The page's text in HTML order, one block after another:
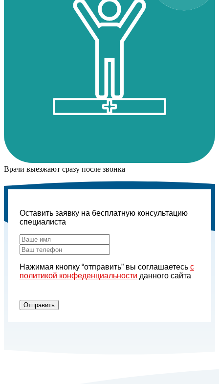
Врачи выезжают сразу после звонка
Оставить заявку на бесплатную консультацию
специалиста
Нажимая кнопку “отправить” вы соглашаетесь с
политикой конфеденциальности данного сайта
Отправить